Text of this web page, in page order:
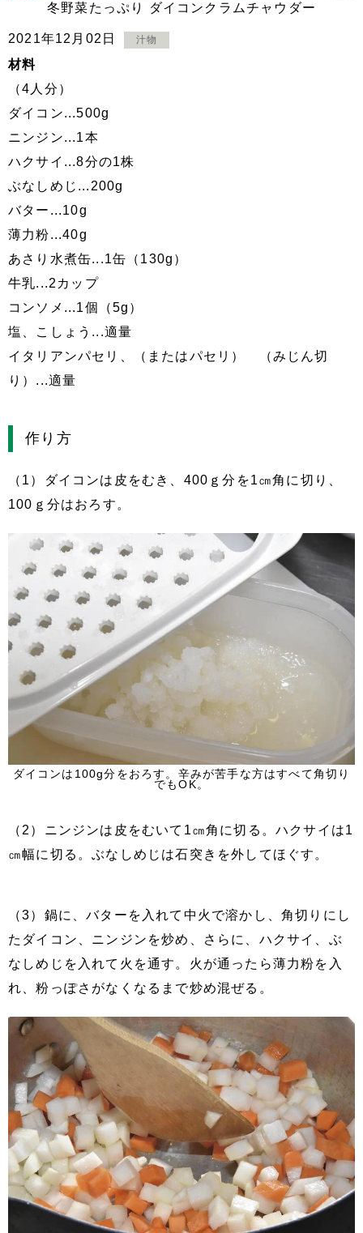
冬野菜たっぷり ダイコンクラムチャウダー
2021年12月02日 汁物
材料
（4人分）
ダイコン...500g
ニンジン...1本
ハクサイ...8分の1株
ぶなしめじ...200g
バター...10g
薄力粉...40g
あさり水煮缶...1缶（130g）
牛乳...2カップ
コンソメ...1個（5g）
塩、こしょう...適量
イタリアンパセリ、（またはパセリ） （みじん切
り）...適量
作り方
（1）ダイコンは皮をむき、400ｇ分を1㎝角に切り、
100ｇ分はおろす。
ダイコンは100g分をおろす。辛みが苦手な方はすべて角切り
でもOK。
（2）ニンジンは皮をむいて1㎝角に切る。ハクサイは1
㎝幅に切る。ぶなしめじは石突きを外してほぐす。
（3）鍋に、バターを入れて中火で溶かし、角切りにし
たダイコン、ニンジンを炒め、さらに、ハクサイ、ぶ
なしめじを入れて火を通す。火が通ったら薄力粉を入
れ、粉っぽさがなくなるまで炒め混ぜる。